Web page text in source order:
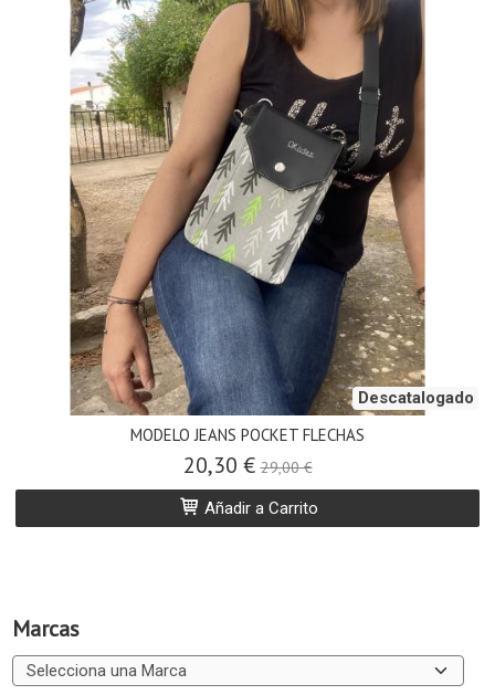
Marcas
Descatalogado
MODELO JEANS POCKET FLECHAS
20,30 €29,00 €
Añadir a Carrito